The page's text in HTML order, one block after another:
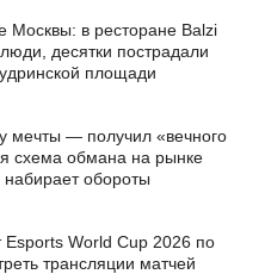
Москвы: в ресторане Balzi
десятки пострадали
площади
мечты — получил «вечного
схема обмана на рынке
обороты
Esports World Cup 2026 по
трансляции матчей